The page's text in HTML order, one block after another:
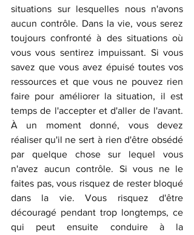
situations sur lesquelles nous n'avons
aucun contrôle. Dans la vie, vous serez
toujours confronté à des situations où
vous vous sentirez impuissant. Si vous
savez que vous avez épuisé toutes vos
ressources et que vous ne pouvez rien
faire pour améliorer la situation, il est
temps de l'accepter et d'aller de l'avant.
À un moment donné, vous devez
réaliser qu'il ne sert à rien d'être obsédé
par quelque chose sur lequel vous
n'avez aucun contrôle. Si vous ne le
faites pas, vous risquez de rester bloqué
dans la vie. Vous risquez d'être
découragé pendant trop longtemps, ce
qui peut ensuite conduire à la